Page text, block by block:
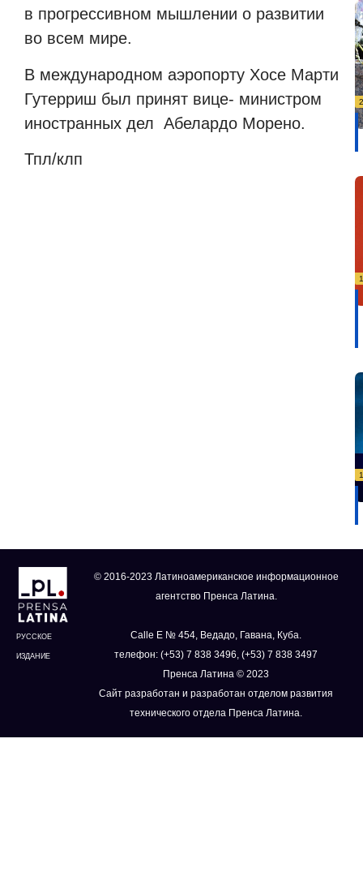
в прогрессивном мышлении о развитии
во всем мире.
В международном аэропорту Хосе Марти
Гутерриш был принят вице- министром
иностранных дел Абелардо Морено.
Тпл/клп
РУССКОЕ
ИЗДАНИЕ
© 2016-2023 Латиноамериканское информационное
агентство Пренса Латина.
Calle E № 454, Ведадо, Гавана, Куба.
телефон: (+53) 7 838 3496, (+53) 7 838 3497
Пренса Латина © 2023
Сайт разработан и разработан отделом развития
технического отдела Пренса Латина.